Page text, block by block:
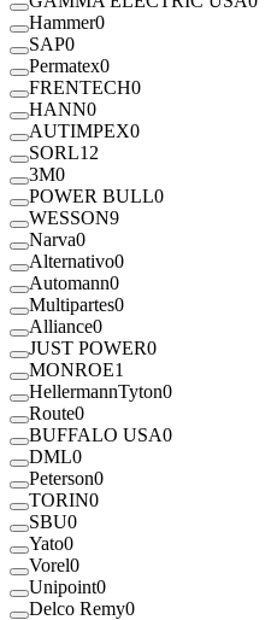
Hammer0
SAP0
Permatex0
FRENTECH0
HANN0
AUTIMPEX0
SORL12
3M0
POWER BULL0
WESSON9
Narva0
Alternativo0
Automann0
Multipartes0
Alliance0
JUST POWER0
MONROE1
HellermannTyton0
Route0
BUFFALO USA0
DML0
Peterson0
TORIN0
SBU0
Yato0
Vorel0
Unipoint0
Delco Remy0